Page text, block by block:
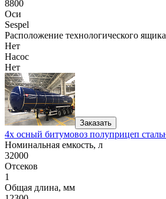
8800
Оси
Sespel
Расположение технологического ящика
Нет
Насос
Нет
Заказать
4х осный битумовоз полуприцеп
Номинальная емкость, л
32000
Отсеков
1
Общая длина, мм